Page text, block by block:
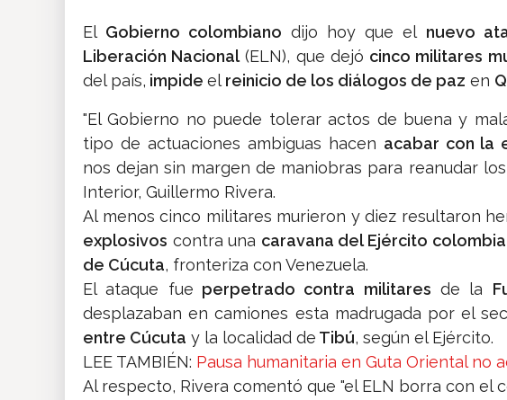
El Gobierno colombiano dijo hoy que el nuevo
Liberación Nacional(ELN), que dejó cinco militares
del país, impide el reinicio de los diálogos de paz en
"El Gobierno no puede tolerar actos de buena y
tipo de actuaciones ambiguas hacen acabar con la
nos dejan sin margen de maniobras para reanudar
Interior, Guillermo Rivera.
Al menos cinco militares murieron y diez resultaron
explosivos contra una caravana del Ejército
de Cúcuta, fronteriza con Venezuela.
El ataque fue perpetrado contra militares de la
desplazaban en camiones esta madrugada por el
entre Cúcuta y la localidad de Tibú, según el Ejército.
LEE TAMBIÉN: Pausa humanitaria en Guta Oriental no
Al respecto, Rivera comentó que "el ELN borra con el